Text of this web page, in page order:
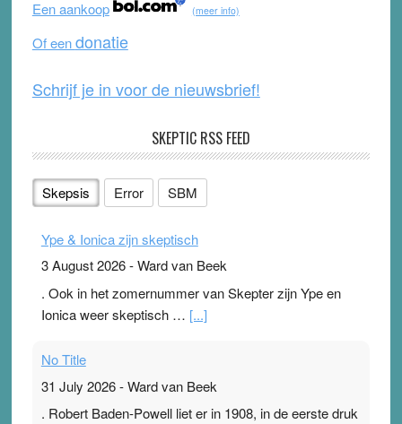
o
k
e
Een aankoop
(meer info)
Of eendonatie
Schrijf je in voor de nieuwsbrief!
SKEPTIC RSS FEED
Skepsis Error SBM
Ype & Ionica zijn skeptisch
3 August 2026-Ward van Beek
. Ook in het zomernummer van Skepter zijn Ype en
Ionica weer skeptisch … [...]
No Title
31 July 2026-Ward van Beek
. Robert Baden-Powell liet er in 1908, in de eerste druk